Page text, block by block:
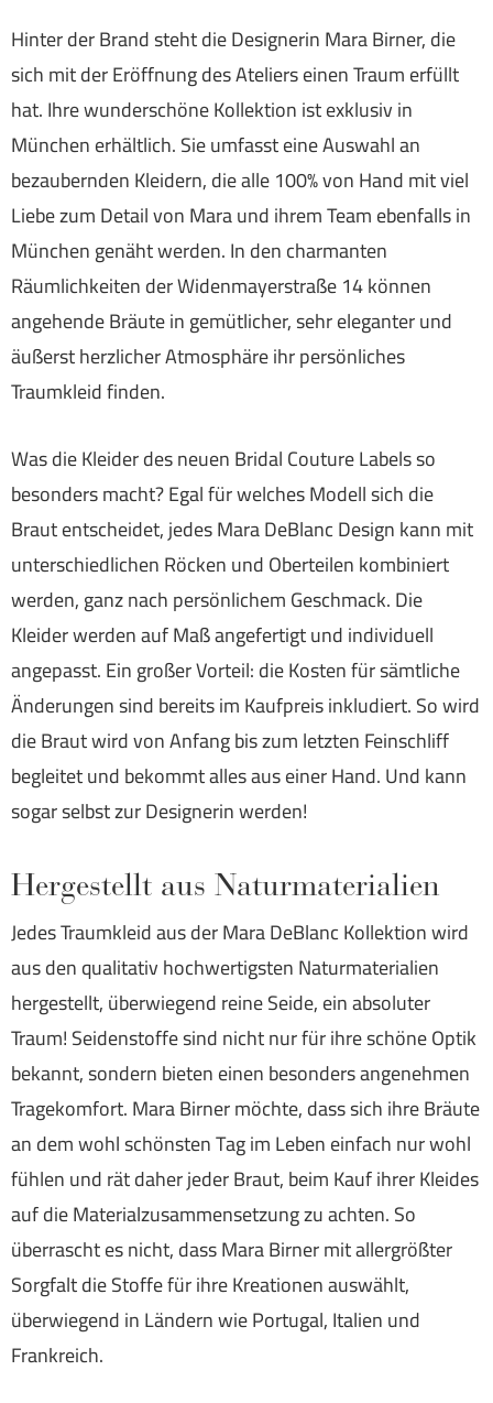
Hinter der Brand steht die Designerin Mara Birner, die
sich mit der Eröffnung des Ateliers einen Traum erfüllt
hat. Ihre wunderschöne Kollektion ist exklusiv in
München erhältlich. Sie umfasst eine Auswahl an
bezaubernden Kleidern, die alle 100% von Hand mit viel
Liebe zum Detail von Mara und ihrem Team ebenfalls in
München genäht werden. In den charmanten
Räumlichkeiten der Widenmayerstraße 14 können
angehende Bräute in gemütlicher, sehr eleganter und
äußerst herzlicher Atmosphäre ihr persönliches
Traumkleid finden.
Was die Kleider des neuen Bridal Couture Labels so
besonders macht? Egal für welches Modell sich die
Braut entscheidet, jedes Mara DeBlanc Design kann mit
unterschiedlichen Röcken und Oberteilen kombiniert
werden, ganz nach persönlichem Geschmack. Die
Kleider werden auf Maß angefertigt und individuell
angepasst. Ein großer Vorteil: die Kosten für sämtliche
Änderungen sind bereits im Kaufpreis inkludiert. So wird
die Braut wird von Anfang bis zum letzten Feinschliff
begleitet und bekommt alles aus einer Hand. Und kann
sogar selbst zur Designerin werden!
Hergestellt aus Naturmaterialien
Jedes Traumkleid aus der Mara DeBlanc Kollektion wird
aus den qualitativ hochwertigsten Naturmaterialien
hergestellt, überwiegend reine Seide, ein absoluter
Traum! Seidenstoffe sind nicht nur für ihre schöne Optik
bekannt, sondern bieten einen besonders angenehmen
Tragekomfort. Mara Birner möchte, dass sich ihre Bräute
an dem wohl schönsten Tag im Leben einfach nur wohl
fühlen und rät daher jeder Braut, beim Kauf ihrer Kleides
auf die Materialzusammensetzung zu achten. So
überrascht es nicht, dass Mara Birner mit allergrößter
Sorgfalt die Stoffe für ihre Kreationen auswählt,
überwiegend in Ländern wie Portugal, Italien und
Frankreich.